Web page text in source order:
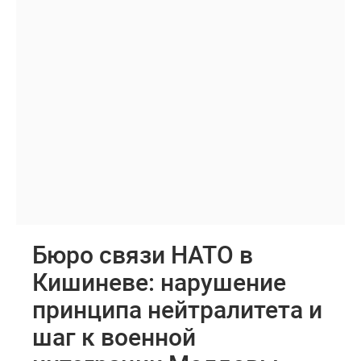
Бюро связи НАТО в
Кишиневе: нарушение
принципа нейтралитета и
шаг к военной